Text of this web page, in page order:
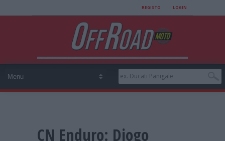
REGISTO LOGIN
CN Enduro: Diogo